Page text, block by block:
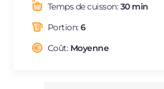
NL
Temps de cuisson:30 min
Portion:6
Coût: Moyenne